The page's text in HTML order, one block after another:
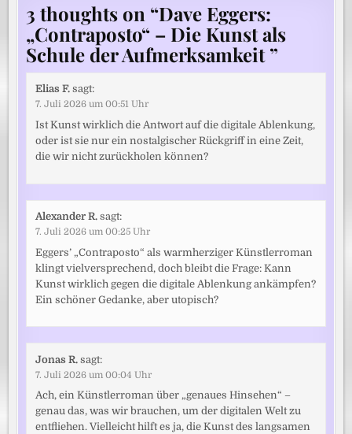
3 thoughts on “Dave Eggers:
„Contraposto“ – Die Kunst als
Schule der Aufmerksamkeit”
Elias F. sagt:
7. Juli 2026 um 00:51 Uhr
Ist Kunst wirklich die Antwort auf die digitale Ablenkung,
oder ist sie nur ein nostalgischer Rückgriff in eine Zeit,
die wir nicht zurückholen können?
Alexander R. sagt:
7. Juli 2026 um 00:25 Uhr
Eggers’ „Contraposto“ als warmherziger Künstlerroman
klingt vielversprechend, doch bleibt die Frage: Kann
Kunst wirklich gegen die digitale Ablenkung ankämpfen?
Ein schöner Gedanke, aber utopisch?
Jonas R. sagt:
7. Juli 2026 um 00:04 Uhr
Ach, ein Künstlerroman über „genaues Hinsehen“ –
genau das, was wir brauchen, um der digitalen Welt zu
entfliehen. Vielleicht hilft es ja, die Kunst des langsamen